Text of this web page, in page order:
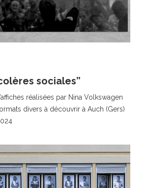
sociales”
réalisées par Nina Volkswagen
divers à découvrir à Auch (Gers)